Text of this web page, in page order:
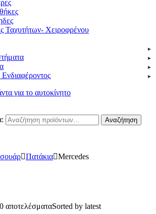
Ταχυτήτων- Χειροφρένου
Ενδιαφέροντος
Αναζήτηση
Πατάκια Mercedes
αποτελέσματαSorted by latest